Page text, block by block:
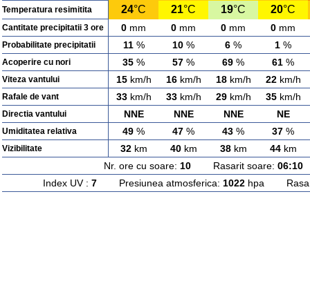
Temperatura resimitita 24°C 21°C 19°C 20°C
Cantitate precipitatii 3 ore 0 mm 0 mm 0 mm 0 mm
Probabilitate precipitatii 11% 10 % 6 % 1 %
Acoperire cu nori 35 % 57 % 69 % 61 %
Viteza vantului 15km/h 16km/h 18km/h 22km/h
Rafale de vant 33km/h 33km/h 29km/h 35km/h
Directia vantului NNE NNE NNE NE
Umiditatea relativa 49 % 47 % 43 % 37 %
Vizibilitate 32km 40km 38km 44km
Nr. ore cu soare: 10Rasarit soare: 06:10
Index UV : 7Presiunea atmosferica: 1022hpa